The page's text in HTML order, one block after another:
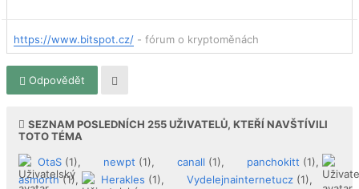
https://www.bitspot.cz/ - fórum o kryptoměnách
Odpovědět
SEZNAM POSLEDNÍCH 255UŽIVATELŮ, KTEŘÍ NAVŠTÍVILI
TOTO TÉMA
OtaS (1), newpt (1), canall (1), panchokitt (1),
asmorth(1), Herakles (1), Vydelejnainternetucz (1),